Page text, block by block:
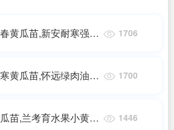
黄瓜苗,新安耐寒强雌
1706
黄瓜苗,怀远绿肉油亮
1700
苗,兰考育水果小黄瓜
1446